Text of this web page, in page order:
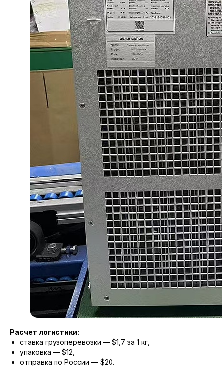
Расчет логистики:
ставка грузоперевозки — $1,7 за 1 кг,
упаковка — $12,
отправка по России — $20.